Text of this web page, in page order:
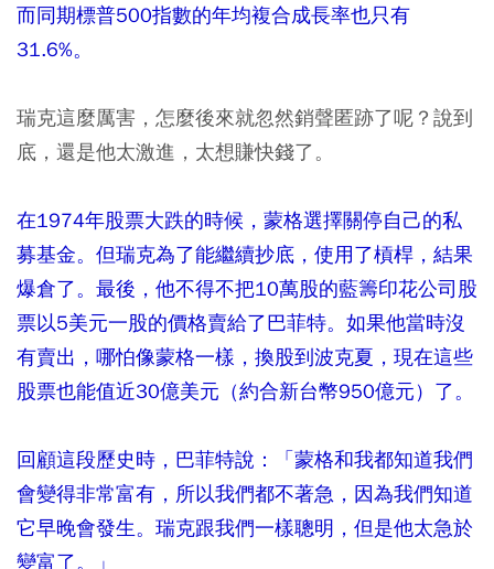
而同期標普500指數的年均複合成長率也只有
31.6%。
瑞克這麼厲害，怎麼後來就忽然銷聲匿跡了呢？說到
底，還是他太激進，太想賺快錢了。
在1974年股票大跌的時候，蒙格選擇關停自己的私
募基金。但瑞克為了能繼續抄底，使用了槓桿，結果
爆倉了。最後，他不得不把10萬股的藍籌印花公司股
票以5美元一股的價格賣給了巴菲特。如果他當時沒
有賣出，哪怕像蒙格一樣，換股到波克夏，現在這些
股票也能值近30億美元（約合新台幣950億元）了。
回顧這段歷史時，巴菲特說：「蒙格和我都知道我們
會變得非常富有，所以我們都不著急，因為我們知道
它早晚會發生。瑞克跟我們一樣聰明，但是他太急於
變富了。」